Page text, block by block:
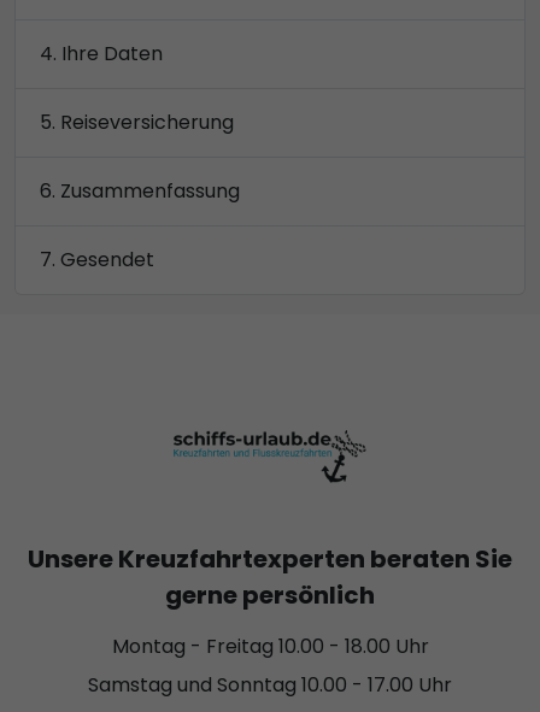
Ihre Daten
Reiseversicherung
Zusammenfassung
Gesendet
Unsere Kreuzfahrtexperten beraten Sie
gerne persönlich
Montag - Freitag 10.00 - 18.00 Uhr
Samstag und Sonntag 10.00 - 17.00 Uhr